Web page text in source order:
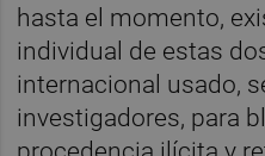
hasta el momento,
individual de estas
internacional usado,
investigadores, para